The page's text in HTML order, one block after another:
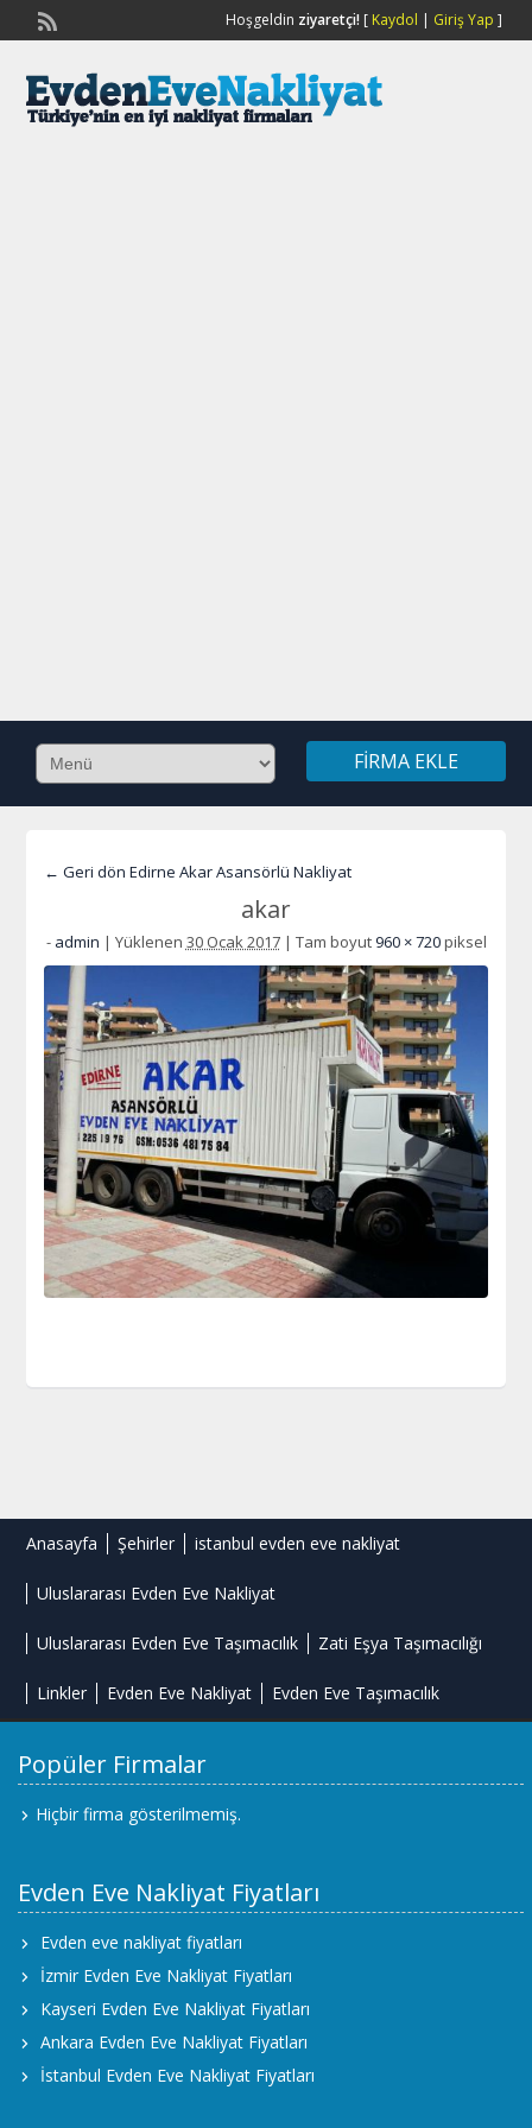
Hoşgeldin ziyaretçi![ Kaydol | Giriş Yap ]
FIRMA EKLE
← Geri dön Edirne Akar Asansörlü Nakliyat
akar
- admin | Yüklenen 30 Ocak 2017 | Tam boyut960 × 720piksel
Anasayfa Şehirler istanbul evden eve nakliyat
Uluslararası Evden Eve Nakliyat
Uluslararası Evden Eve Taşımacılık Zati Eşya Taşımacılığı
Linkler Evden Eve Nakliyat Evden Eve Taşımacılık
Popüler Firmalar
Hiçbir firma gösterilmemiş.
Evden Eve Nakliyat Fiyatları
Evden eve nakliyat fiyatları
İzmir Evden Eve Nakliyat Fiyatları
Kayseri Evden Eve Nakliyat Fiyatları
Ankara Evden Eve Nakliyat Fiyatları
İstanbul Evden Eve Nakliyat Fiyatları